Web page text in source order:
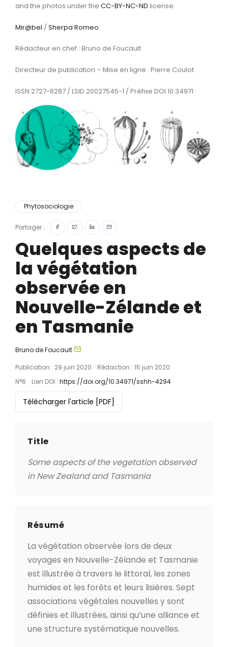
and the photos under the CC-BY-NC-ND license.
Mir@bel /Sherpa Romeo
Rédacteur en chef : Bruno de Foucault
Directeur de publication – Mise en ligne : Pierre Coulot
ISSN 2727-6287 / LSID 20027545-1 / Préfixe DOI 10.34971
Phytosociologie
Partager :
Quelques aspects de
la végétation
observée en
Nouvelle-Zélande et
en Tasmanie
Bruno de Foucault
Publication : 29 juin 2020
Rédaction : 15 juin 2020
N°6
Lien DOI : https://doi.org/10.34971/sshh-4294
Télécharger l'article [PDF]
Title
Some aspects of the vegetation observed
in New Zealand and Tasmania
Résumé
La végétation observée lors de deux
voyages en Nouvelle-Zélande et Tasmanie
est illustrée à travers le littoral, les zones
humides et les forêts et leurs lisières. Sept
associations végétales nouvelles y sont
définies et illustrées, ainsi qu’une alliance et
une structure systématique nouvelles.